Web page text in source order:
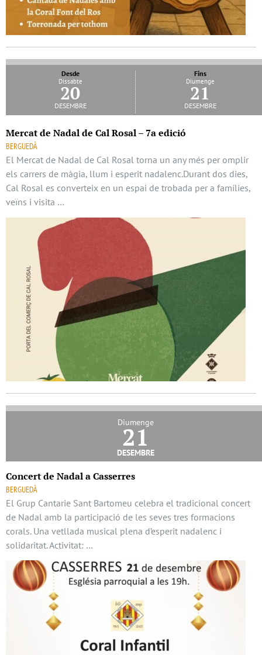
Desde
Dissabte
20
desembre
Fins
Diumenge
21
desembre
Mercat de Nadal de Cal Rosal – 7a edició
BERGUEDÀ
El Mercat de Nadal de Cal Rosal torna un any més per omplir
els carrers de màgia, llum i esperit nadalenc.Durant dos dies,
Cal Rosal es converteix en un espai de trobada per a famílies,
veïns i visita …
Diumenge
21
desembre
Concert de Nadal a Casserres
BERGUEDÀ
El Grup Cantarie Sant Bartomeu celebra el tradicional concert
de Nadal amb la participació de les seves tres formacions
corals. Una vetllada musical plena d’esperit nadalenc i
solidaritat. Activitat: …